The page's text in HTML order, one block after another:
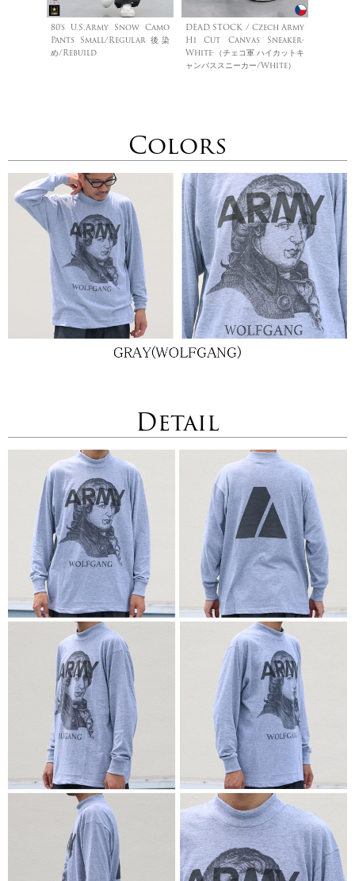
80's U.S.Army Snow Camo
Pants Small/Regular 後染
め/Rebuild
DEAD STOCK / Czech Army
Hi Cut Canvas Sneaker-
White-（チェコ軍 ハイカットキ
ャンバススニーカー/White）
Colors
Detail